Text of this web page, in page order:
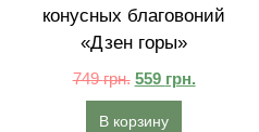
конусных благовоний
«Дзен горы»
749грн. 559 грн.
В корзину